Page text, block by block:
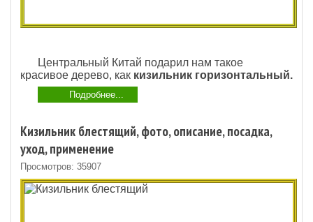
Центральный Китай подарил нам такое
красивое дерево, как кизильник горизонтальный.
Подробнее...
Кизильник блестящий, фото, описание, посадка,
уход, применение
Просмотров: 35907